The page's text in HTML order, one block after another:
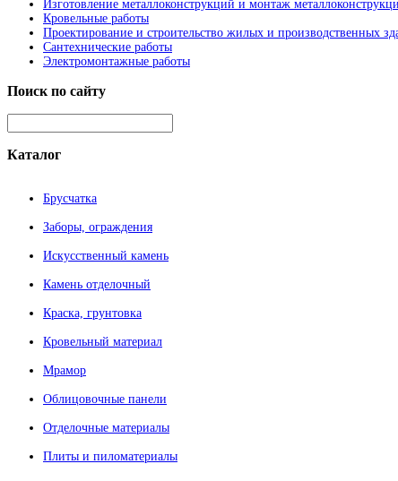
Изготовление металлоконструкций и монтаж
Кровельные работы
Проектирование и строительство жилых и производственных
Сантехнические работы
Электромонтажные работы
Поиск по сайту
Каталог
Брусчатка
Заборы, ограждения
Искусственный камень
Камень отделочный
Краска, грунтовка
Кровельный материал
Мрамор
Облицовочные панели
Отделочные материалы
Плиты и пиломатериалы